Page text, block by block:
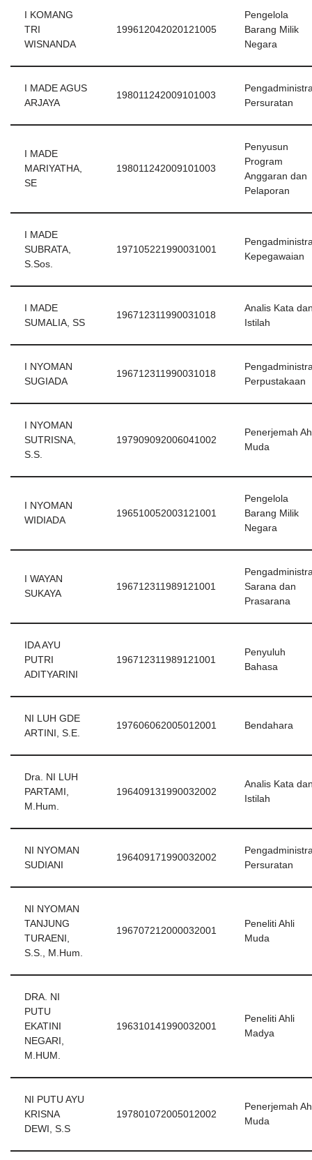
I KOMANG
TRI
WISNANDA
199612042020121005
Pengelola
Barang Milik
Negara
I MADE AGUS
ARJAYA
198011242009101003
Persuratan
I MADE
MARIYATHA,
SE
198011242009101003
Penyusun
Program
Anggaran dan
Pelaporan
I MADE
SUBRATA,
S.Sos.
197105221990031001
Kepegawaian
I MADE
SUMALIA, SS
196712311990031018
Analis Kata
Istilah
I NYOMAN
SUGIADA
196712311990031018
Perpustakaan
I NYOMAN
SUTRISNA,
S.S.
197909092006041002
Penerjemah
Muda
I NYOMAN
WIDIADA
196510052003121001
Pengelola
Barang Milik
Negara
I WAYAN
SUKAYA
196712311989121001
Sarana dan
Prasarana
IDA AYU
PUTRI
ADITYARINI
196712311989121001
Penyuluh
Bahasa
NI LUH GDE
ARTINI, S.E.
197606062005012001 Bendahara
Dra. NI LUH
PARTAMI,
M.Hum.
196409131990032002
Analis Kata
Istilah
NI NYOMAN
SUDIANI
196409171990032002
Persuratan
NI NYOMAN
TANJUNG
TURAENI,
S.S., M.Hum.
196707212000032001
Peneliti Ahli
Muda
DRA. NI
PUTU
EKATINI
NEGARI,
M.HUM.
196310141990032001
Peneliti Ahli
Madya
NI PUTU AYU
KRISNA
DEWI, S.S
197801072005012002
Penerjemah
Muda